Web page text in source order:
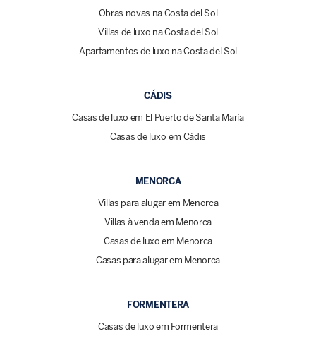
Obras novas na Costa del Sol
Villas de luxo na Costa del Sol
Apartamentos de luxo na Costa del Sol
CÁDIS
Casas de luxo em El Puerto de Santa María
Casas de luxo em Cádis
MENORCA
Villas para alugar em Menorca
Villas à venda em Menorca
Casas de luxo em Menorca
Casas para alugar em Menorca
FORMENTERA
Casas de luxo em Formentera